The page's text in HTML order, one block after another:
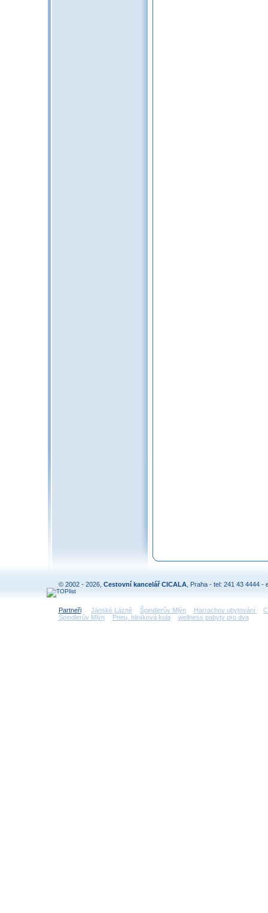
© 2002 - 2026, Cestovní kancelář CICALA , Praha - tel: 241 43 4444 -
Partneři: Jánské Lázně Špindlerův Mlýn Harrachov ubytování
Špindlerův Mlýn
Pneu, hliníková kola wellness pobyty pro dva